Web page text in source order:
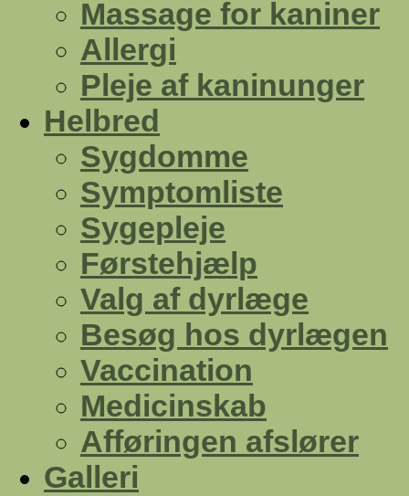
Massage for kaniner
Allergi
Pleje af kaninunger
Helbred
Sygdomme
Symptomliste
Sygepleje
Førstehjælp
Valg af dyrlæge
Besøg hos dyrlægen
Vaccination
Medicinskab
Afføringen afslører
Galleri